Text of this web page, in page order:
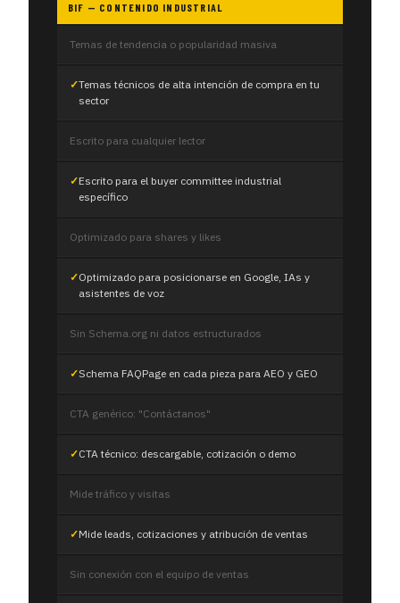
BIF — CONTENIDO INDUSTRIAL
Temas de tendencia o popularidad masiva
Temas técnicos de alta intención de compra en tu
sector
Escrito para cualquier lector
Escrito para el buyer committee industrial
específico
Optimizado para shares y likes
Optimizado para posicionarse en Google, IAs y
asistentes de voz
Sin Schema.org ni datos estructurados
Schema FAQPage en cada pieza para AEO y GEO
CTA genérico: "Contáctanos"
CTA técnico: descargable, cotización o demo
Mide tráfico y visitas
Mide leads, cotizaciones y atribución de ventas
Sin conexión con el equipo de ventas